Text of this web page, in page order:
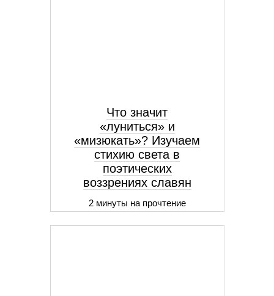
Что значит
«луниться» и
«мизюкать»? Изучаем
стихию света в
поэтических
воззрениях славян
2 минуты на прочтение